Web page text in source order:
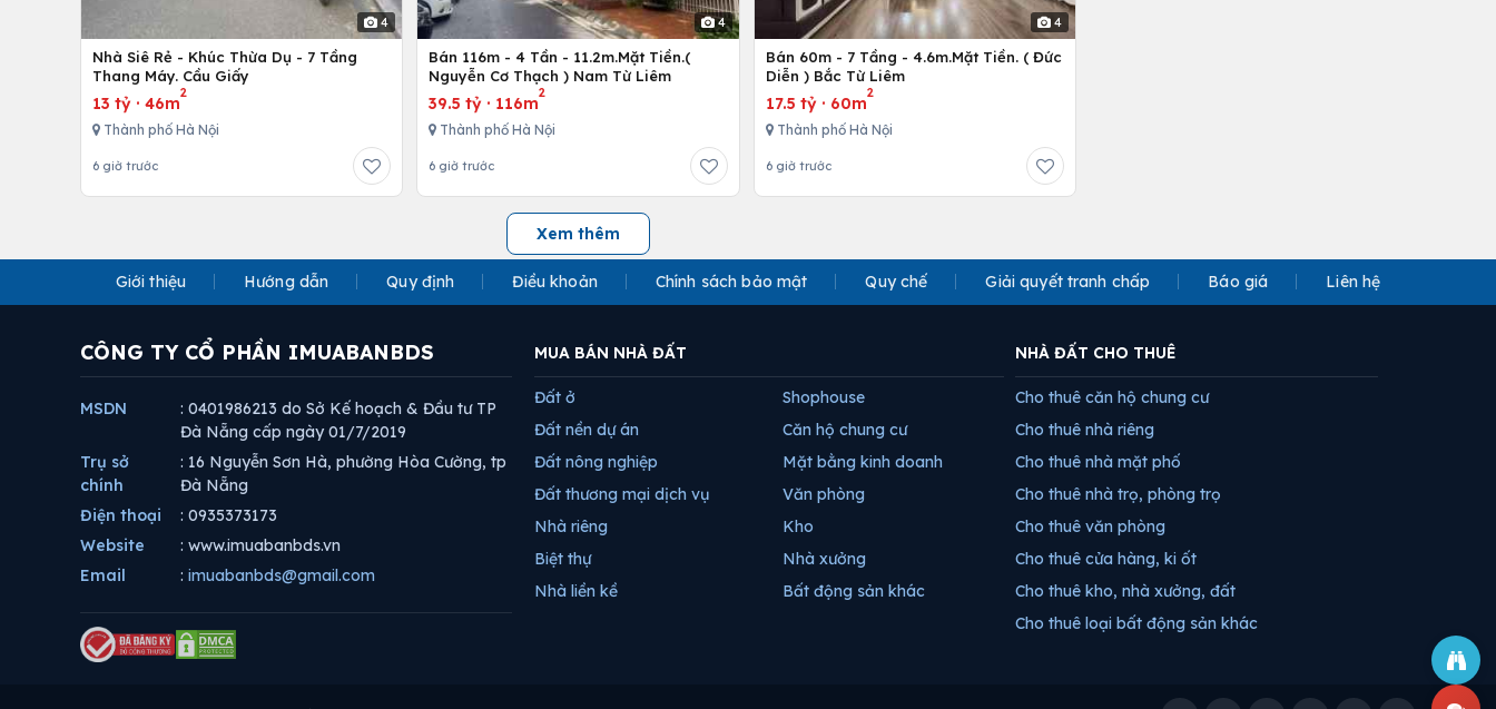
4
Nhà Siê Rẻ - Khúc Thừa Dụ - 7 Tầng
Thang Máy. Cầu Giấy
13 tỷ · 46m
2
Thành phố Hà Nội
6 giờ trước
4
Bán 116m - 4 Tần - 11.2m.Mặt Tiền.(
Nguyễn Cơ Thạch ) Nam Từ Liêm
39.5 tỷ · 116m
2
Thành phố Hà Nội
6 giờ trước
4
Bán 60m - 7 Tầng - 4.6m.Mặt Tiền. ( Đức
Diễn ) Bắc Từ Liêm
17.5 tỷ· 60m
2
Thành phố Hà Nội
6 giờ trước
Xem thêm
Giới thiệu Hướng dẫn Quy định Điều khoản Chính sách bảo mật Quy chế Giải quyết tranh chấp Báo giá Liên hệ
CÔNG TY CỔ PHẦN IMUABANBDS
MSDN
: 0401986213 do Sở Kế hoạch & Đầu tư TP
Đà Nẵng cấp ngày 01/7/2019
Trụ sở
chính
: 16 Nguyễn Sơn Hà, phường Hòa Cường, tp
Đà Nẵng
Điện thoại
: 0935373173
Website
: www.imuabanbds.vn
Email
: imuabanbds@gmail.com
MUA BÁN NHÀ ĐẤT
Đất ở
Đất nền dự án
Đất nông nghiệp
Đất thương mại dịch vụ
Nhà riêng
Biệt thự
Nhà liền kề
Shophouse
Căn hộ chung cư
Mặt bằng kinh doanh
Văn phòng
Kho
Nhà xưởng
Bất động sản khác
NHÀ ĐẤT CHO THUÊ
Cho thuê căn hộ chung cư
Cho thuê nhà riêng
Cho thuê nhà mặt phố
Cho thuê nhà trọ, phòng trọ
Cho thuê văn phòng
Cho thuê cửa hàng, ki ốt
Cho thuê kho, nhà xưởng, đất
Cho thuê loại bất động sản khác